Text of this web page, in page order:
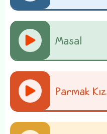
Masal
Parmak Kız